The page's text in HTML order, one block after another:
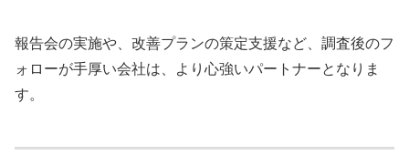
報告会の実施や、改善プランの策定支援など、調査後のフ
ォローが手厚い会社は、より心強いパートナーとなりま
す。